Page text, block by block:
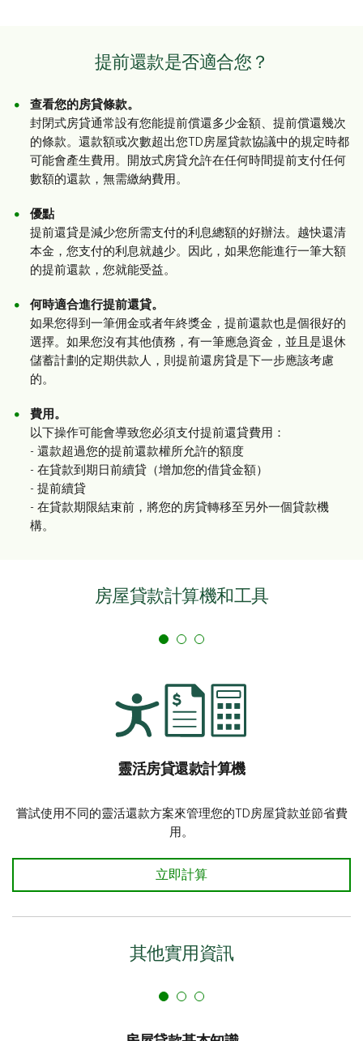
提前還款是否適合您？
查看您的房貸條款。
封閉式房貸通常設有您能提前償還多少金額、提前償還幾次
的條款。還款額或次數超出您TD房屋貸款協議中的規定時都
可能會產生費用。開放式房貸允許在任何時間提前支付任何
數額的還款，無需繳納費用。
優點
提前還貸是減少您所需支付的利息總額的好辦法。越快還清
本金，您支付的利息就越少。因此，如果您能進行一筆大額
的提前還款，您就能受益。
何時適合進行提前還貸。
如果您得到一筆佣金或者年終獎金，提前還款也是個很好的
選擇。如果您沒有其他債務，有一筆應急資金，並且是退休
儲蓄計劃的定期供款人，則提前還房貸是下一步應該考慮
的。
費用。
以下操作可能會導致您必須支付提前還貸費用：
- 還款超過您的提前還款權所允許的額度
- 在貸款到期日前續貸（增加您的借貸金額）
- 提前續貸
- 在貸款期限結束前，將您的房貸轉移至另外一個貸款機
構。
房屋貸款計算機和工具
靈活房貸還款計算機
嘗試使用不同的靈活還款方案來管理您的TD房屋貸款並節省費
用。
靈活房貸還款計算機 馬上計算
立即計算
其他實用資訊